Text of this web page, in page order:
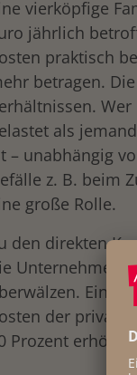
vierköpfige
jährlich
praktisch
betragen.
als
– unabhängig
z. B. beim
große Rolle.
den direkten
Unternehmen
Eine
der
Prozent